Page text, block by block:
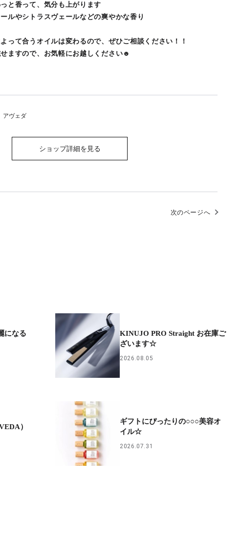
と香って、気分も上がります
ルやシトラスヴェールなどの爽やかな香り
って合うオイルは変わるので、ぜひご相談ください！！
ますので、お気軽にお越しください☻
ヴェダ
ショップ詳細を見る
次のページへ
になる
KINUJO PRO Straight お在庫ご
ざいます☆
2026.08.05
）
ギフトにぴったりの○○○美容オ
イル☆
2026.07.31